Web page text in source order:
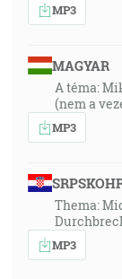
MP3
MAGYAR
A téma:
(nem a
MP3
Thema:
MP3